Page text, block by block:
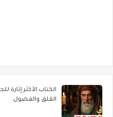
الكتاب الأكثر
القلق والفضول.